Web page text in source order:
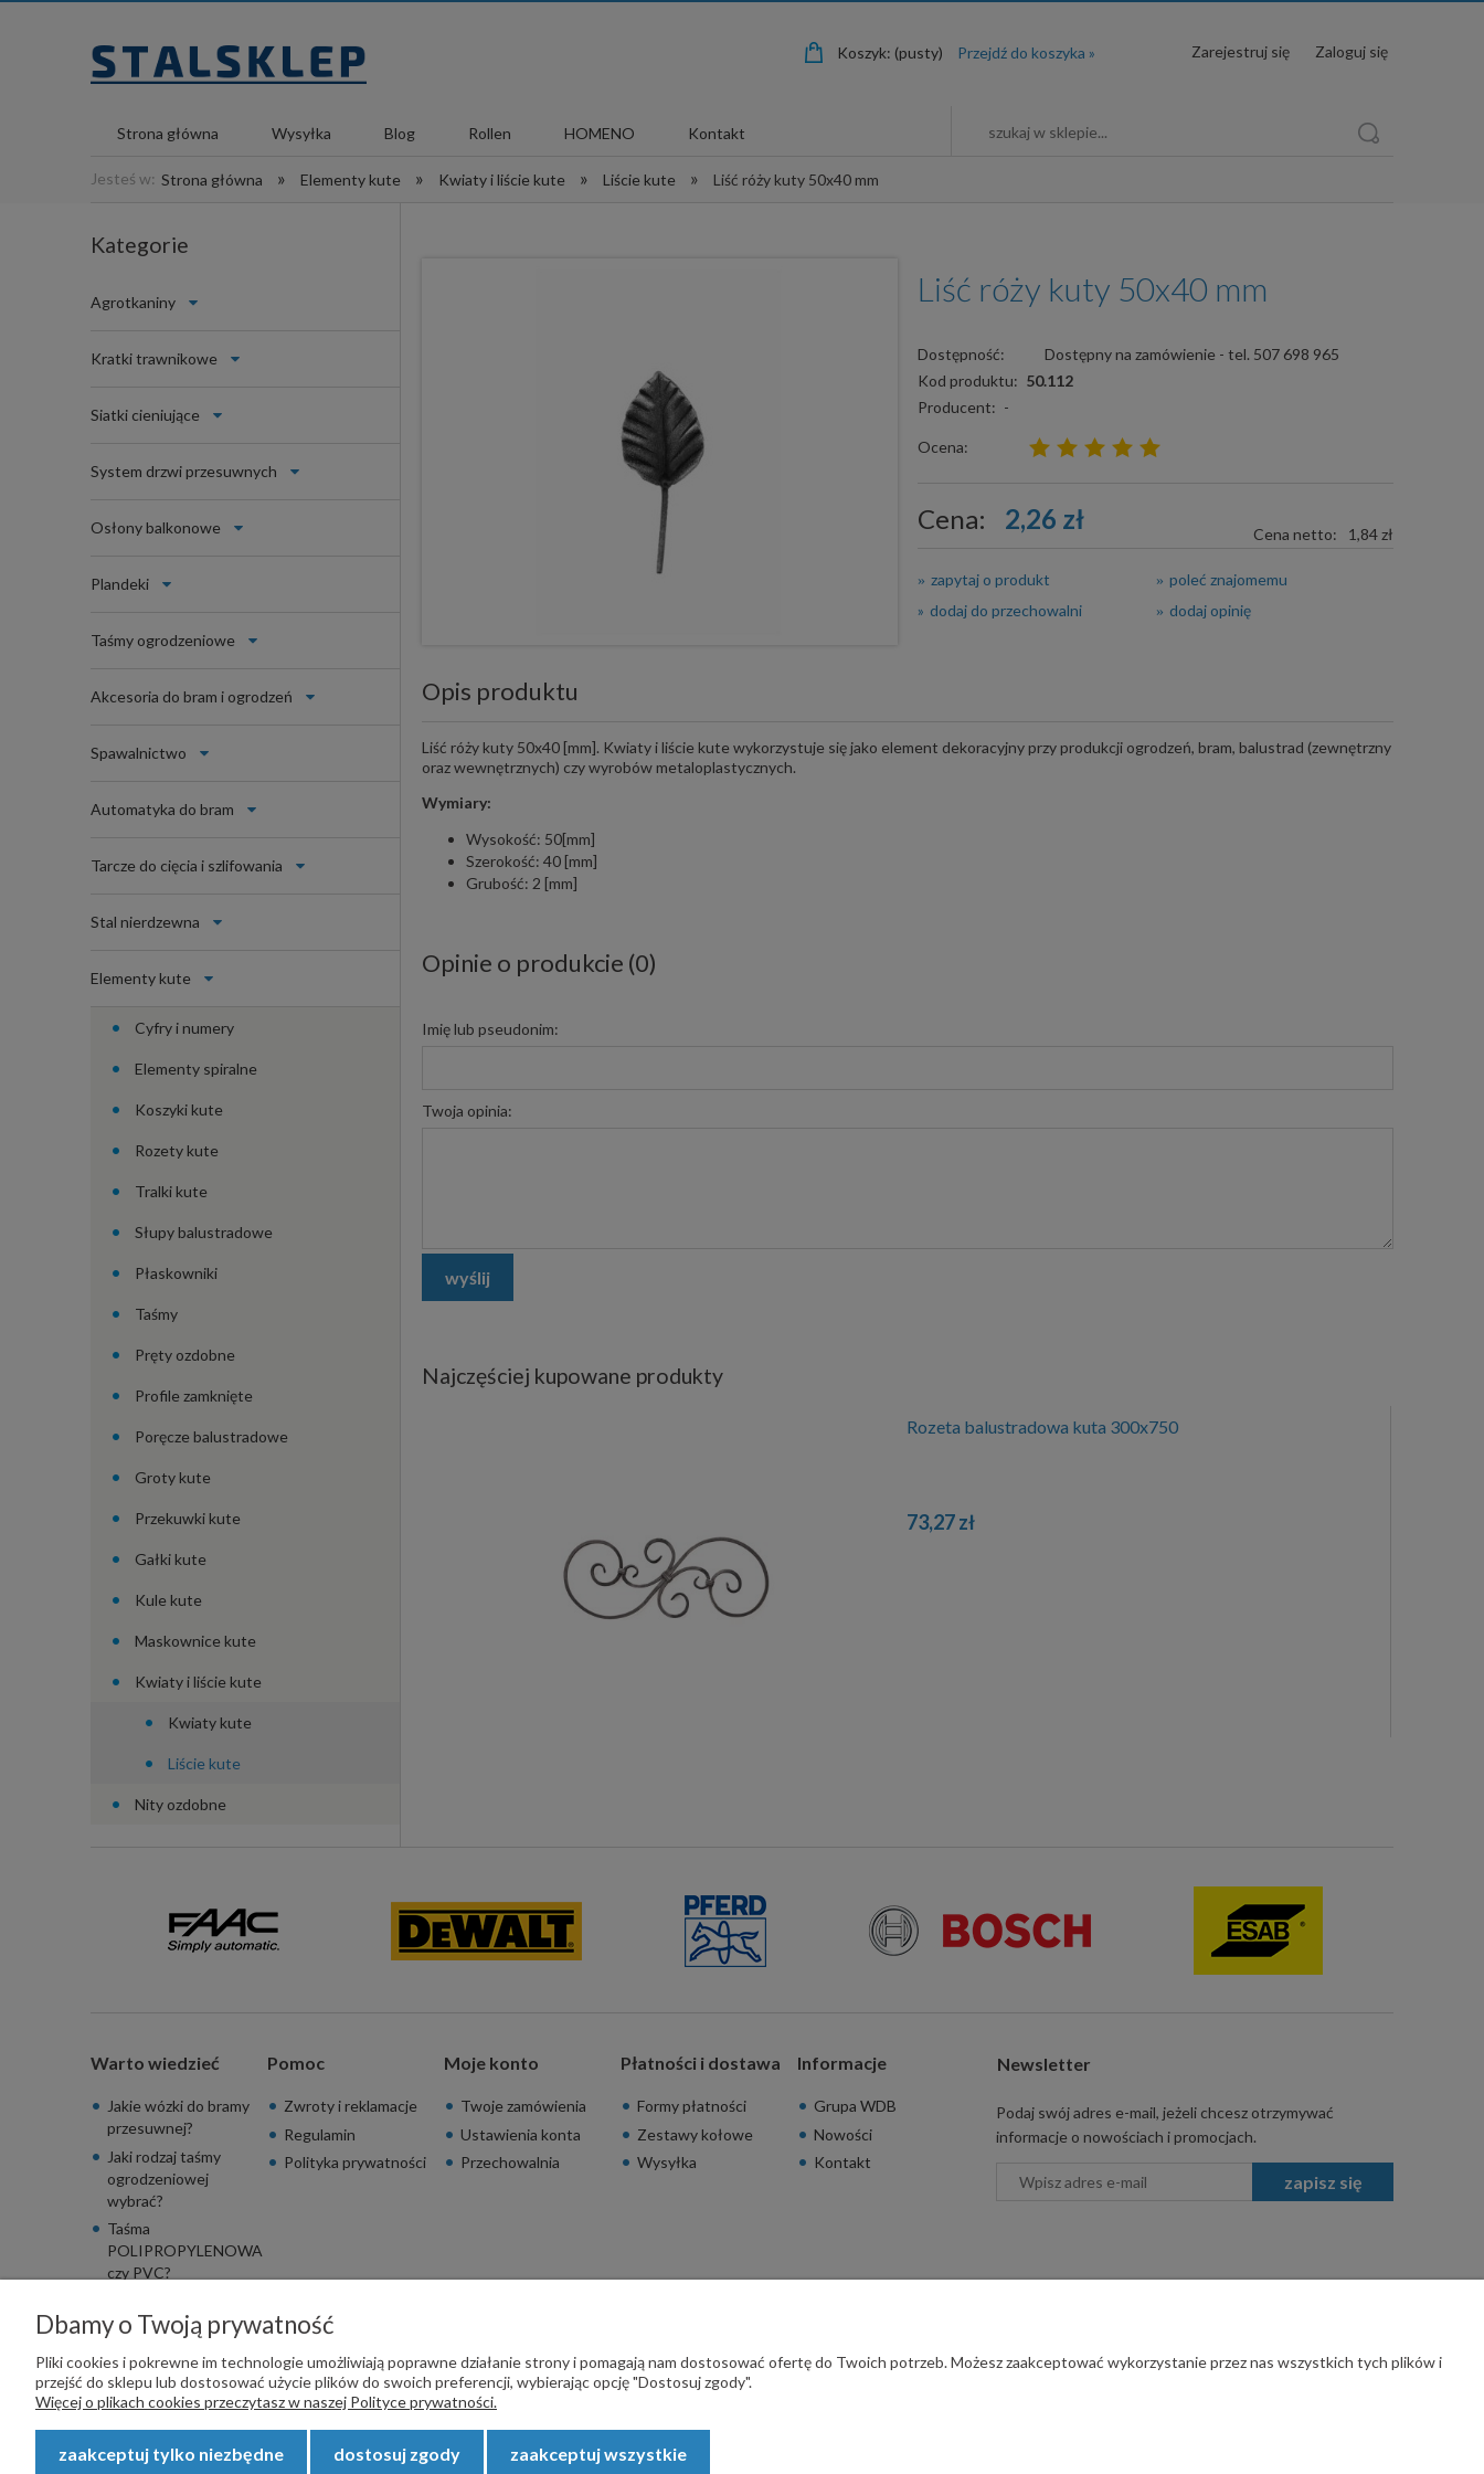
Zarejestruj się Zaloguj się
Koszyk: (pusty)
Strona główna Wysyłka Blog Rollen HOMENO Kontakt
Jesteś w: Strona główna » Elementy kute » Kwiaty i liście kute » Liście kute » Liść róży kuty 50x40 mm
Kategorie
Agrotkaniny
Kratki trawnikowe
Siatki cieniujące
System drzwi przesuwnych
Osłony balkonowe
Plandeki
Taśmy ogrodzeniowe
Akcesoria do bram i ogrodzeń
Spawalnictwo
Automatyka do bram
Tarcze do cięcia i szlifowania
Stal nierdzewna
Elementy kute
Cyfry i numery
Elementy spiralne
Koszyki kute
Rozety kute
Tralki kute
Słupy balustradowe
Płaskowniki
Taśmy
Pręty ozdobne
Profile zamknięte
Poręcze balustradowe
Groty kute
Przekuwki kute
Gałki kute
Kule kute
Maskownice kute
Kwiaty i liście kute
Kwiaty kute
Liście kute
Nity ozdobne
Liść róży kuty 50x40 mm
Dostępność:
Dostępny na zamówienie - tel. 507 698 965
Kod produktu: 50.112
Producent: -
Ocena:
Cena: 2,26 zł Cena netto: 1,84 zł
zapytaj o produkt
poleć znajomemu
dodaj do przechowalni
dodaj opinię
Opis produktu
Liść róży kuty 50x40 [mm]. Kwiaty i liście kute wykorzystuje się jako element dekoracyjny przy produkcji ogrodzeń, bram, balustrad (zewnętrzny
oraz wewnętrznych) czy wyrobów metaloplastycznych.
Wymiary:
Wysokość: 50[mm]
Szerokość: 40 [mm]
Grubość: 2 [mm]
Opinie o produkcie (0)
Imię lub pseudonim:
Twoja opinia:
wyślij
Najczęściej kupowane produkty
Rozeta balustradowa kuta 300x750
73,27 zł
Newsletter
Podaj swój adres e-mail, jeżeli chcesz otrzymywać
informacje o nowościach i promocjach.
zapisz się
Warto wiedzieć
Jakie wózki do bramy
przesuwnej?
Jaki rodzaj taśmy
ogrodzeniowej
wybrać?
Taśma
POLIPROPYLENOWA
czy PVC?
Pomoc
Zwroty i reklamacje
Regulamin
Polityka prywatności
Moje konto
Twoje zamówienia
Ustawienia konta
Przechowalnia
Płatności i dostawa
Formy płatności
Zestawy kołowe
Wysyłka
Informacje
Grupa WDB
Nowości
Kontakt
PŁATNOŚCI OBSŁUGUJE:
Dbamy o Twoją prywatność
Pliki cookies i pokrewne im technologie umożliwiają poprawne działanie strony i pomagają nam dostosować ofertę do Twoich potrzeb. Możesz zaakceptować wykorzystanie przez nas wszystkich tych plików i
przejść do sklepu lub dostosować użycie plików do swoich preferencji, wybierając opcję "Dostosuj zgody".
Więcej o plikach cookies przeczytasz w naszej Polityce prywatności.
zaakceptuj tylko niezbędne dostosuj zgody zaakceptuj wszystkie